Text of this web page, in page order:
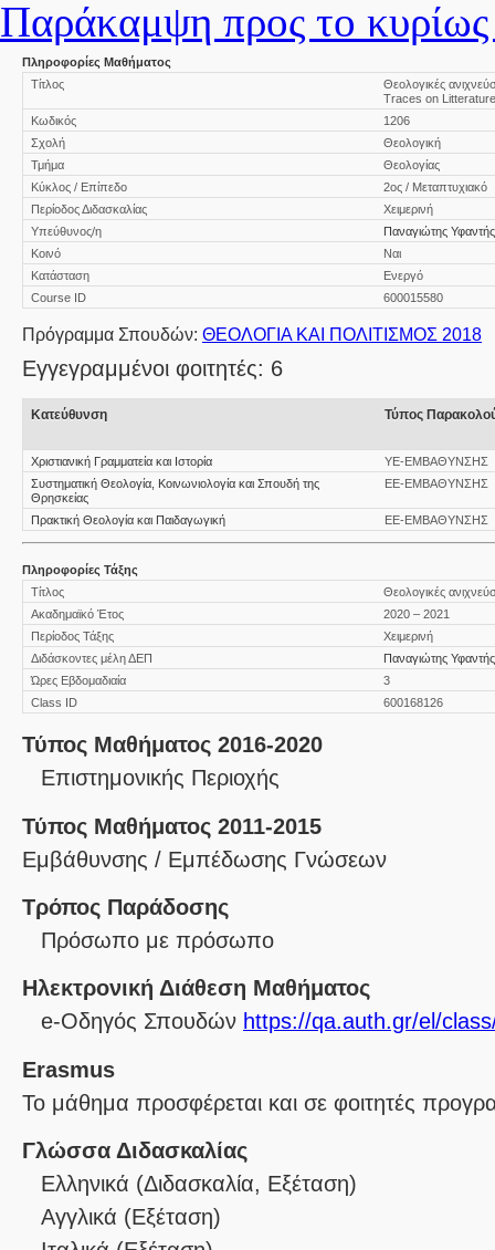
Παράκαμψη προς το κυρίως
Πληροφορίες Μαθήματος
Τίτλος
Θεολογικές
Traces on
Κωδικός
1206
Σχολή
Θεολογική
Τμήμα
Θεολογίας
Κύκλος / Επίπεδο
2ος / Μεταπτυχιακό
Περίοδος Διδασκαλίας
Χειμερινή
Υπεύθυνος/η
Παναγιώτης Υφαντής
Κοινό
Ναι
Κατάσταση
Ενεργό
Course ID
600015580
Πρόγραμμα Σπουδών: ΘΕΟΛΟΓΙΑ ΚΑΙ ΠΟΛΙΤΙΣΜΟΣ 2018
Εγγεγραμμένοι φοιτητές: 6
Κατεύθυνση Τύπος
Χριστιανική Γραμματεία και Ιστορία
ΥΕ-ΕΜΒΑΘΥΝΣΗΣ
Συστηματική Θεολογία, Κοινωνιολογία και Σπουδή της
Θρησκείας
ΕΕ-ΕΜΒΑΘΥΝΣΗΣ
Πρακτική Θεολογία και Παιδαγωγική ΕΕ-ΕΜΒΑΘΥΝΣΗΣ
Πληροφορίες Τάξης
Τίτλος
Θεολογικές
Ακαδημαϊκό Έτος
2020 – 2021
Περίοδος Τάξης
Χειμερινή
Διδάσκοντες μέλη ΔΕΠ
Παναγιώτης Υφαντής
Ώρες Εβδομαδιαία
3
Class ID
600168126
Τύπος Μαθήματος 2016-2020
Επιστημονικής Περιοχής
Τύπος Μαθήματος 2011-2015
Εμβάθυνσης / Εμπέδωσης Γνώσεων
Τρόπος Παράδοσης
Πρόσωπο με πρόσωπο
Ηλεκτρονική Διάθεση Μαθήματος
e-Οδηγός Σπουδών https://qa.auth.gr/el/
Erasmus
Το μάθημα προσφέρεται και σε φοιτητές
Γλώσσα Διδασκαλίας
Ελληνικά (Διδασκαλία, Εξέταση)
Αγγλικά (Εξέταση)